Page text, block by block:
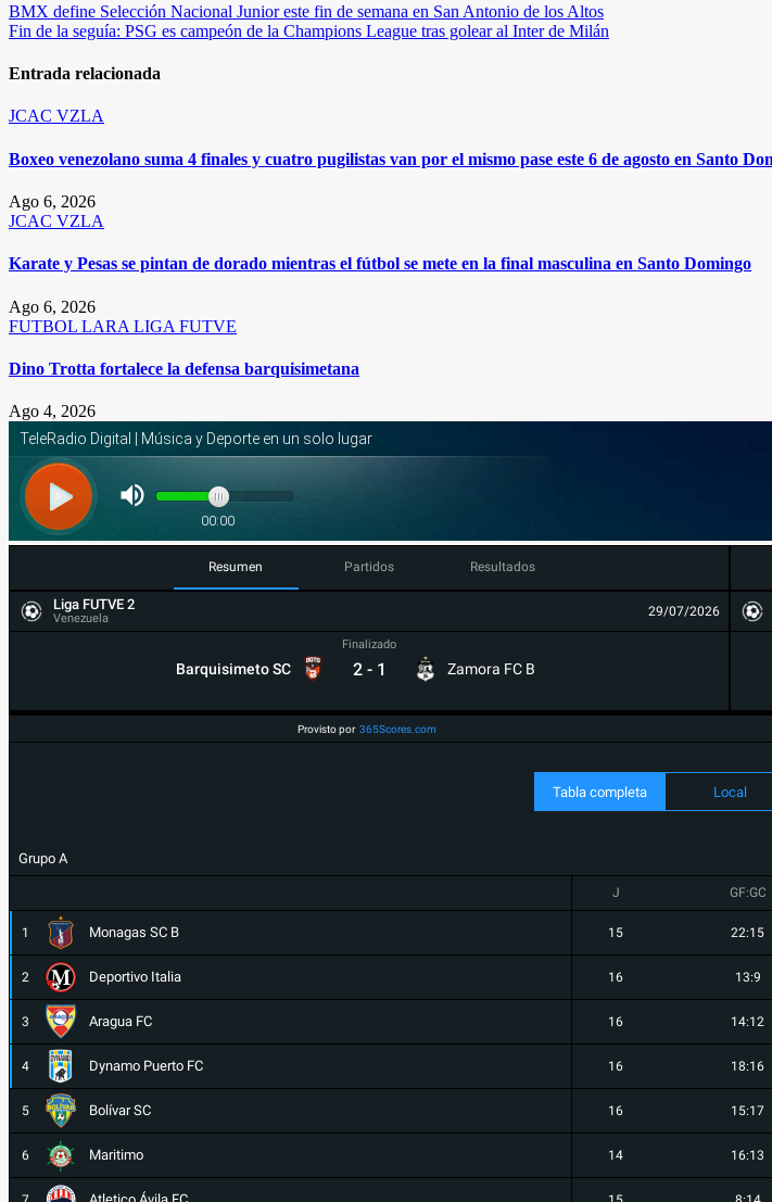
Navegación
de
entradas
BMX define Selección Nacional Junior este fin de semana en San Antonio de los Altos
Fin de la seguía: PSG es campeón de la Champions League tras golear al Inter de Milán
Entrada relacionada
JCAC VZLA
Boxeo venezolano suma 4 finales y cuatro pugilistas van por el mismo pase este 6 de agosto en Santo
Ago 6, 2026
JCAC VZLA
Karate y Pesas se pintan de dorado mientras el fútbol se mete en la final masculina en Santo Domingo
Ago 6, 2026
FUTBOL LARA LIGA FUTVE
Dino Trotta fortalece la defensa barquisimetana
Ago 4, 2026
Resumen Partidos Resultados
Liga FUTVE 2
Venezuela 29/07/2026
Barquisimeto SC
Finalizado
2 - 1 Zamora FC B
Provisto por 365Scores.com
Tabla completa Local
Grupo A
J GF:GC
1 Monagas SC B 15 22:15
2 Deportivo Italia 16 13:9
3 Aragua FC 16 14:12
4 Dynamo Puerto FC 16 18:16
5 Bolívar SC 16 15:17
6 Maritimo 14 16:13